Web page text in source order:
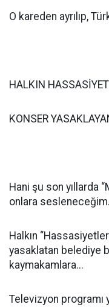
O kareden ayrılıp,
HALKIN
KONSER
Hani şu son yıllarda
onlara sesleneceğim.
Halkın
yasaklatan belediye
kaymakamlara...
Televizyon programı